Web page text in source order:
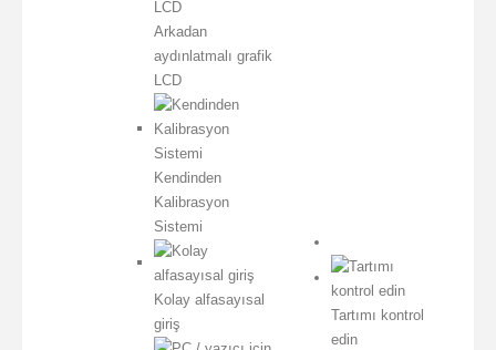
Arkadan
aydınlatmalı grafik
LCD
Kendinden
Kalibrasyon
Sistemi
Kolay alfasayısal
giriş
Tartımı kontrol
edin